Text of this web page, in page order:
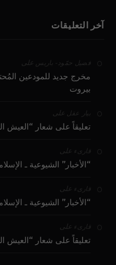
آخر التعليقات
فضيل حمّود - باريس على
مخرج جديد للمودعين
بيروت
بيار عقل على
تعليقاً على شعار “العيش
قارىء على
“الأخبار” الشيوعية ـ
قارىء على
“الأخبار” الشيوعية ـ
قارىء على
تعليقاً على شعار “العيش